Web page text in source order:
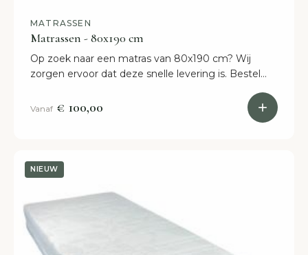
MATRASSEN
Matrassen - 80x190 cm
Op zoek naar een matras van 80x190 cm? Wij
zorgen ervoor dat deze snelle levering is. Bestel
Vanaf € 100,00
NIEUW